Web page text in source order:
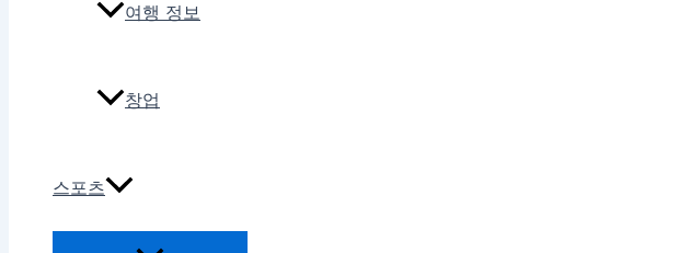
여행 정보
창업
스포츠